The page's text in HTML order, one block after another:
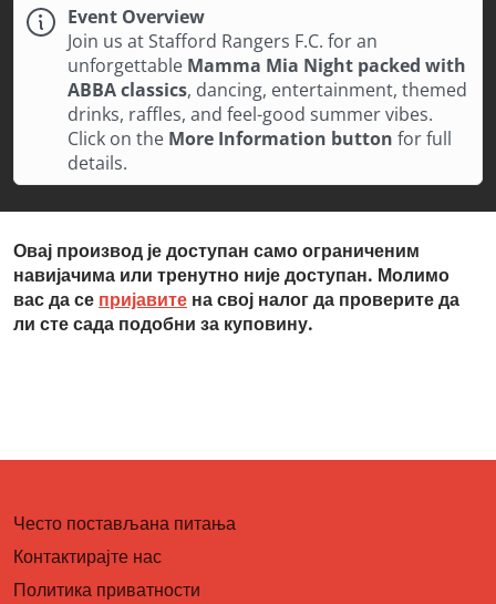
Event Overview
Join us at Stafford Rangers F.C. for an
unforgettable Mamma Mia Night packed with
ABBA classics, dancing, entertainment, themed
drinks, raffles, and feel-good summer vibes.
Click on the More Information button for full
details.
Овај производ је доступан само ограниченим
навијачима или тренутно није доступан. Молимо
вас да се пријавите на свој налог да проверите да
ли сте сада подобни за куповину.
Често постављана питања
Контактирајте нас
Политика приватности